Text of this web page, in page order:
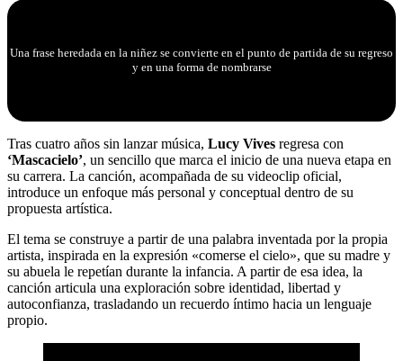
Una frase heredada en la niñez se convierte en el punto de partida de su regreso
y en una forma de nombrarse
Tras cuatro años sin lanzar música, Lucy Vives regresa con
‘Mascacielo’, un sencillo que marca el inicio de una nueva etapa en
su carrera. La canción, acompañada de su videoclip oficial,
introduce un enfoque más personal y conceptual dentro de su
propuesta artística.
El tema se construye a partir de una palabra inventada por la propia
artista, inspirada en la expresión «comerse el cielo», que su madre y
su abuela le repetían durante la infancia. A partir de esa idea, la
canción articula una exploración sobre identidad, libertad y
autoconfianza, trasladando un recuerdo íntimo hacia un lenguaje
propio.